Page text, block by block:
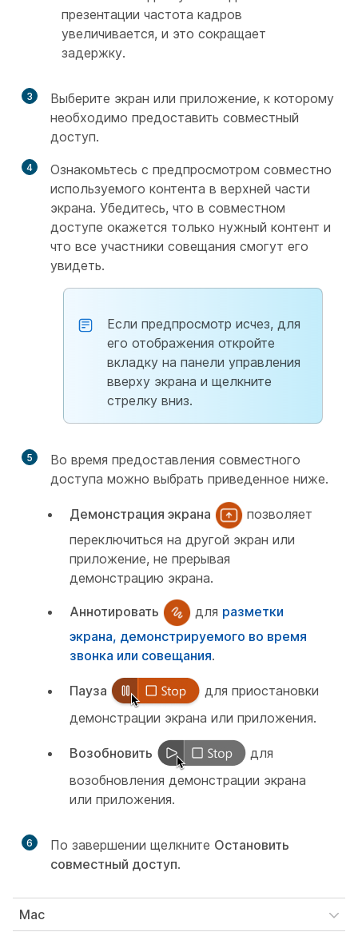
презентации частота кадров
увеличивается, и это сокращает
задержку.
3
Выберите экран или приложение, к которому
необходимо предоставить совместный
доступ.
4
Ознакомьтесь с предпросмотром совместно
используемого контента в верхней части
экрана. Убедитесь, что в совместном
доступе окажется только нужный контент и
что все участники совещания смогут его
увидеть.
Если предпросмотр исчез, для
его отображения откройте
вкладку на панели управления
вверху экрана и щелкните
стрелку вниз.
5
Во время предоставления совместного
доступа можно выбрать приведенное ниже.
Демонстрация экрана
позволяет
переключиться на другой экран или
приложение, не прерывая
демонстрацию экрана.
Аннотировать для разметки
экрана, демонстрируемого во время
звонка или совещания.
Пауза
для приостановки
демонстрации экрана или приложения.
Возобновить
для
возобновления демонстрации экрана
или приложения.
6 По завершении щелкните Остановить
совместный доступ.
Mac